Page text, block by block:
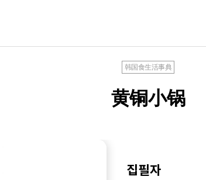
韩国食生活事典
黄铜小锅
집필자